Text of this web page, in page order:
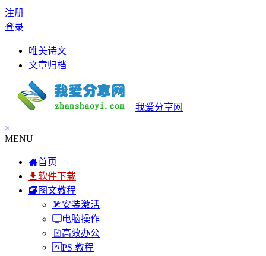
注册
登录
唯美诗文
文章归档
我爱分享网
×
MENU
首页
软件下载
图文教程
安装激活
电脑操作
高效办公
PS 教程